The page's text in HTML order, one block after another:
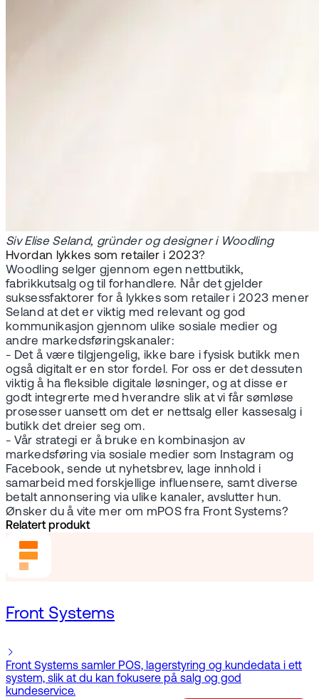
Siv Elise Seland, gründer og designer i Woodling
Hvordan lykkes som retailer i 2023?
Woodling selger gjennom egen nettbutikk,
fabrikkutsalg og til forhandlere. Når det gjelder
suksessfaktorer for å lykkes som retailer i 2023 mener
Seland at det er viktig med relevant og god
kommunikasjon gjennom ulike sosiale medier og
andre markedsføringskanaler:
- Det å være tilgjengelig, ikke bare i fysisk butikk men
også digitalt er en stor fordel. For oss er det dessuten
viktig å ha fleksible digitale løsninger, og at disse er
godt integrerte med hverandre slik at vi får sømløse
prosesser uansett om det er nettsalg eller kassesalg i
butikk det dreier seg om.
- Vår strategi er å bruke en kombinasjon av
markedsføring via sosiale medier som Instagram og
Facebook, sende ut nyhetsbrev, lage innhold i
samarbeid med forskjellige influensere, samt diverse
betalt annonsering via ulike kanaler, avslutter hun.
Ønsker du å vite mer om mPOS fra Front Systems?
Relatert produkt
Front Systems
Front Systems samler POS, lagerstyring og kundedata i ett
system, slik at du kan fokusere på salg og god
kundeservice.